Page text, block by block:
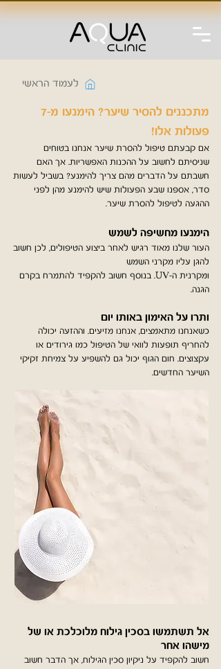
לעמוד הראשי
מתכננים להסיר שיער? הימנעו מ-7
פעולות אלו!
אם קבעתם טיפול להסרת שיער אנחנו בטוחים
שניסיתם לחשוב על ההכנות האפשריות. אך האם
חשבתם על הדברים מהם צריך להימנע? בשביל לעשות
סדר, אספנו שבע הפעולות שיש להימנע מהן לפני
ההגעה לטיפול להסרת שיער.
הימנעו מחשיפה לשמש
העור שלנו מאוד רגיש לאחר ביצוע הטיפולים, לכן חשוב
להגן עליו מקרני השמש
ומקרנית ה-UV. בנוסף חשוב להקפיד להתמרח בקרם
הגנה.
ותרו על האימון באותו יום
כשאנחנו מתאמצים, אנחנו מזיעים. וההזעה יכולה
להחריף תופעות לוואי של הטיפול כמו גירודים או
עקצוצים. חום הגוף יכול גם להשפיע על צמיחת זקיקי
השיער החדשים.
אל תשתמשו בסכין גילוח מלוכלכת או של
מישהו אחר
חשוב להקפיד על ניקיון סכין הגילוח, אך הדבר חשוב